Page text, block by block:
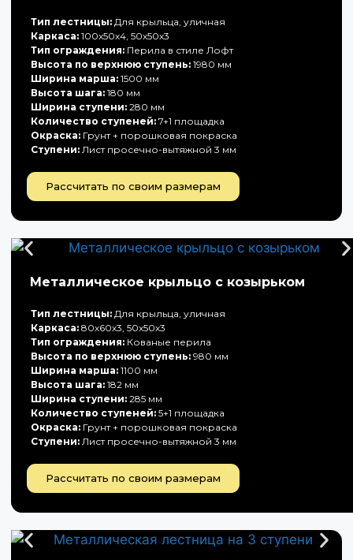
Тип лестницы: Для крыльца, уличная
Каркаса: 100х50х4, 50х50х3
Тип ограждения: Перила в стиле Лофт
Высота по верхнюю ступень: 1980 мм
Ширина марша: 1500 мм
Высота шага: 180 мм
Ширина ступени: 280 мм
Количество ступеней: 7+1 площадка
Окраска: Грунт + порошковая покраска
Ступени: Лист просечно-вытяжной 3 мм
Рассчитать по своим размерам
Металлическое крыльцо с козырьком
Тип лестницы: Для крыльца, уличная
Каркаса: 80х60х3, 50х50х3
Тип ограждения: Кованые перила
Высота по верхнюю ступень: 980 мм
Ширина марша: 1100 мм
Высота шага: 182 мм
Ширина ступени: 285 мм
Количество ступеней: 5+1 площадка
Окраска: Грунт + порошковая покраска
Ступени: Лист просечно-вытяжной 3 мм
Рассчитать по своим размерам